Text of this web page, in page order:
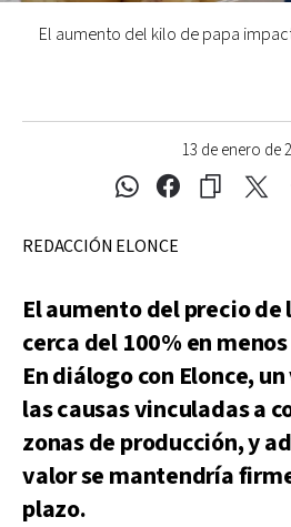
13 de enero de
El aumento del kilo de papa
REDACCIÓN ELONCE
El aumento del precio de
cerca del 100% en
En diálogo con Elonce,
las causas vinculadas a
zonas de producción, y
valor se mantendría
plazo.